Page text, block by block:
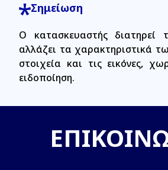
Σημείωση
Ο κατασκευαστής διατηρεί
αλλάζει τα χαρακτηριστικά
στοιχεία και τις εικόνες,
ειδοποίηση.